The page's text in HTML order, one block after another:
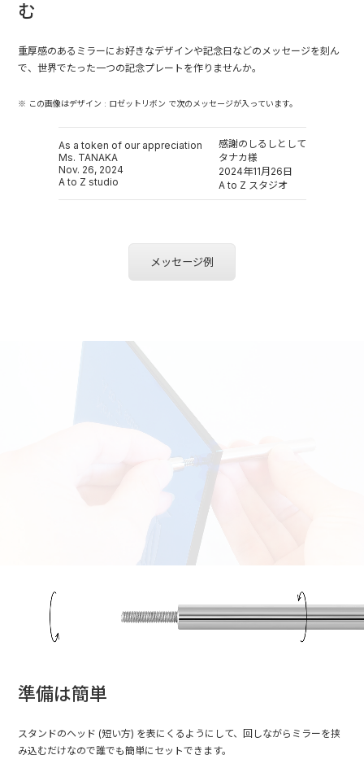
む
重厚感のあるミラーにお好きなデザインや記念日などのメッセージを刻ん
で、世界でたった一つの記念プレートを作りませんか。
※ この画像はデザイン : ロゼットリボン で次のメッセージが入っています。
As a token of our appreciation
Ms. TANAKA
Nov. 26, 2024
A to Z studio
感謝のしるしとして
タナカ様
2024年11月26日
A to Z スタジオ
メッセージ例
準備は簡単
スタンドのヘッド (短い方) を表にくるようにして、回しながらミラーを挟
み込むだけなので誰でも簡単にセットできます。